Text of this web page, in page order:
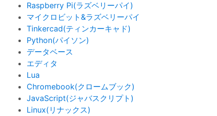
Raspberry Pi(ラズベリーパイ)
マイクロビット&ラズベリーパイ
Tinkercad(ティンカーキャド)
Python(パイソン)
データベース
エディタ
Lua
Chromebook(クロームブック)
JavaScript(ジャバスクリプト)
Linux(リナックス)